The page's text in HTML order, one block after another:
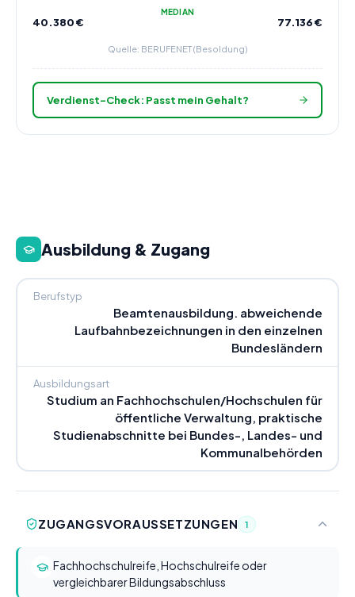
MEDIAN
40.380€ 77.136€
Quelle: BERUFENET (Besoldung)
Verdienst-Check: Passt mein Gehalt?
Ausbildung & Zugang
Berufstyp
Beamtenausbildung. abweichende
Laufbahnbezeichnungen in den einzelnen
Bundesländern
Ausbildungsart
Studium an Fachhochschulen/Hochschulen für
öffentliche Verwaltung, praktische
Studienabschnitte bei Bundes-, Landes- und
Kommunalbehörden
ZUGANGSVORAUSSETZUNGEN 1
Fachhochschulreife, Hochschulreife oder
vergleichbarer Bildungsabschluss